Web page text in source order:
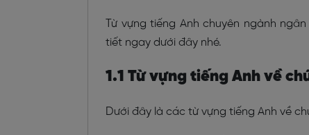
Từ vựng tiếng Anh chuyên ngành
tiết ngay dưới đây nhé.
1.1 Từ vựng tiếng Anh về
Dưới đây là các từ vựng tiếng Anh về